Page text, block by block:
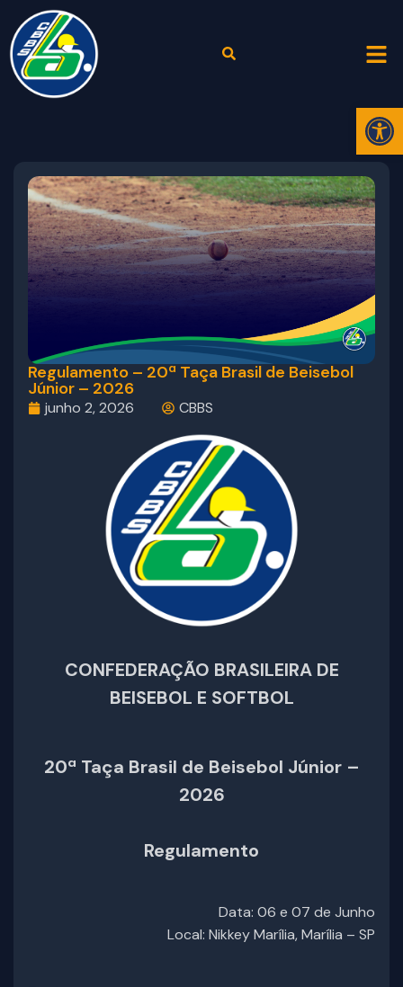
Regulamento – 20ª Taça Brasil de Beisebol
Júnior – 2026
junho 2, 2026 CBBS
CONFEDERAÇÃO BRASILEIRA DE
BEISEBOL E SOFTBOL
20ª Taça Brasil de Beisebol Júnior –
2026
Regulamento
Data: 06 e 07 de Junho
Local: Nikkey Marília, Marília – SP